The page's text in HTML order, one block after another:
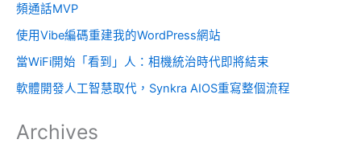
頻通話MVP
使用Vibe編碼重建我的WordPress網站
當WiFi開始「看到」人：相機統治時代即將結束
軟體開發人工智慧取代，Synkra AIOS重寫整個流程
Archives